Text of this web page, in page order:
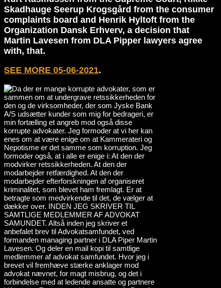
Skadhauge Seerup Krogsgård from the consumer
complaints board and Henrik Hyltoft from the
Organization Dansk Erhverv, a decision that
Martin Lavesen from DLA Pipper lawyers agree
with, that.
SEE MORE 05-06-2021.